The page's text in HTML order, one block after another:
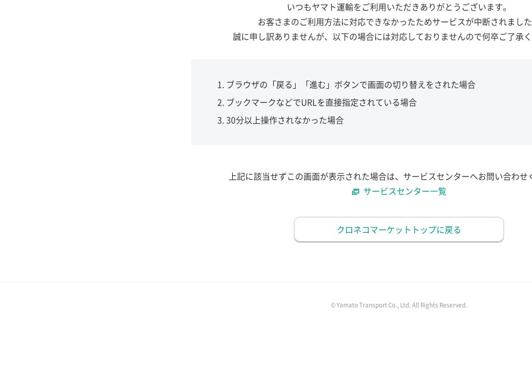
いつもヤマト運輸をご利用いただきありがとうございます。
お客さまのご利用方法に対応できなかったためサービスが中断されました
誠に申し訳ありませんが、 以下の場合には対応しておりませんので何卒ご了承く
ブラウザの「戻る」「進む」ボタンで画面の切り替えをされた場合
ブックマークなどでURLを直接指定されている場合
30分以上操作されなかった場合
上記に該当せずこの画面が表示された場合は、サービスセンターへお問い合わせ
サービスセンター一覧
クロネコマーケットトップに戻る
© Yamato Transport Co., Ltd. All Rights Reserved.